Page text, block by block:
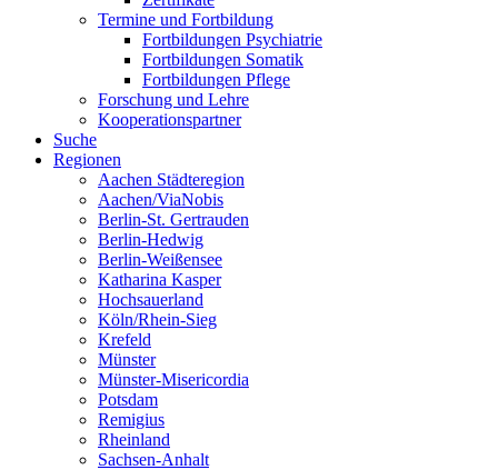
Termine und Fortbildung
Fortbildungen Psychiatrie
Fortbildungen Somatik
Fortbildungen Pflege
Forschung und Lehre
Kooperationspartner
Suche
Regionen
Aachen Städteregion
Aachen/ViaNobis
Berlin-St. Gertrauden
Berlin-Hedwig
Berlin-Weißensee
Katharina Kasper
Hochsauerland
Köln/Rhein-Sieg
Krefeld
Münster
Münster-Misericordia
Potsdam
Remigius
Rheinland
Sachsen-Anhalt